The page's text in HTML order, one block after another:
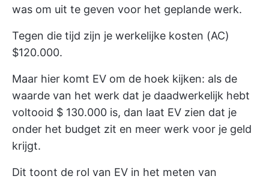
was om uit te geven voor het geplande werk.
Tegen die tijd zijn je werkelijke kosten (AC)
$120.000.
Maar hier komt EV om de hoek kijken: als de
waarde van het werk dat je daadwerkelijk hebt
voltooid $ 130.000 is, dan laat EV zien dat je
onder het budget zit en meer werk voor je geld
krijgt.
Dit toont de rol van EV in het meten van